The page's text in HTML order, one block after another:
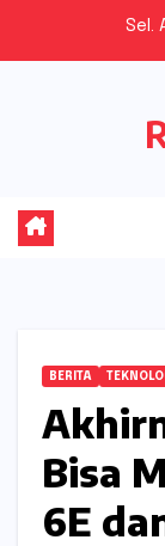
Sel.
BERITA
Bisa
6E